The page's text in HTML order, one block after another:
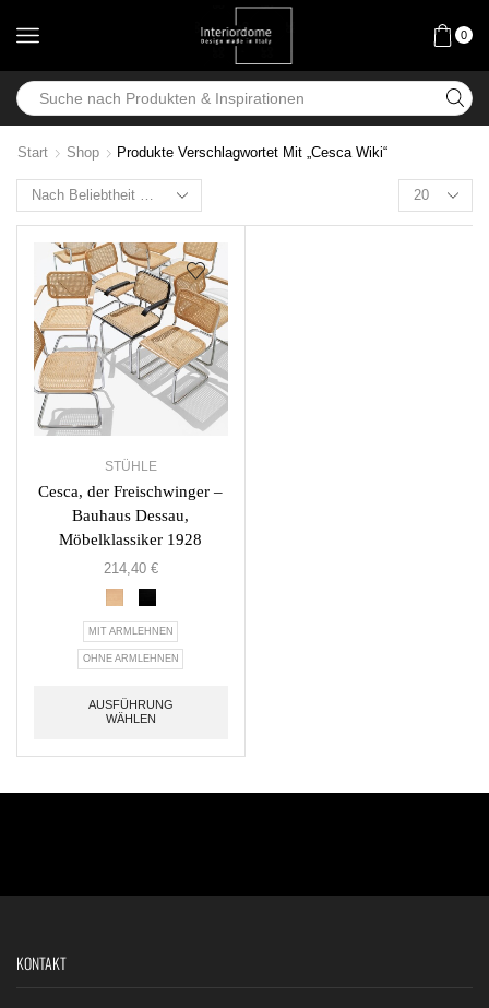
0
Start Shop Produkte Verschlagwortet Mit „Cesca Wiki“
STÜHLE
Cesca, der Freischwinger –
Bauhaus Dessau,
Möbelklassiker 1928
214,40 €
MIT ARMLEHNEN
OHNE ARMLEHNEN
AUSFÜHRUNG
WÄHLEN
KONTAKT